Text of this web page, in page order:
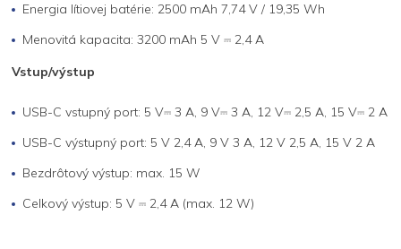
Energia lítiovej batérie: 2500 mAh 7,74 V / 19,35 Wh
Menovitá kapacita: 3200 mAh 5 V ⎓ 2,4 A
Vstup/výstup
USB-C vstupný port: 5 V⎓ 3 A, 9 V⎓ 3 A, 12 V⎓ 2,5 A, 15 V⎓ 2 A
USB-C výstupný port: 5 V 2,4 A, 9 V 3 A, 12 V 2,5 A, 15 V 2 A
Bezdrôtový výstup: max. 15 W
Celkový výstup: 5 V ⎓ 2,4 A (max. 12 W)